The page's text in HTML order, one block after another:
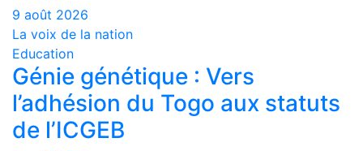
9 août 2026
La voix de la nation
Education
Génie génétique : Vers
l’adhésion du Togo aux statuts
de l’ICGEB